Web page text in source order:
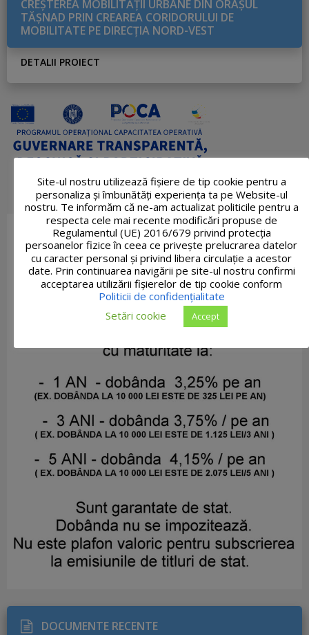
CREŞTEREA MOBILITĂŢII URBANE DIN ORAŞUL
TĂŞNAD PRIN CREAREA CORIDORULUI DE
MOBILITATE PE DIRECŢIA NORD-VEST
DETALII PROIECT
DOCUMENTE RECENTE
Site-ul nostru utilizează fişiere de tip cookie pentru a
personaliza și îmbunătăți experiența ta pe Website-ul
nostru. Te informăm că ne-am actualizat politicile pentru a
respecta cele mai recente modificări propuse de
Regulamentul (UE) 2016/679 privind protecția
persoanelor fizice în ceea ce privește prelucrarea datelor
cu caracter personal și privind libera circulație a acestor
date. Prin continuarea navigării pe site-ul nostru confirmi
acceptarea utilizării fişierelor de tip cookie conform
Politicii de confidențialitate
Setări cookie
Accept